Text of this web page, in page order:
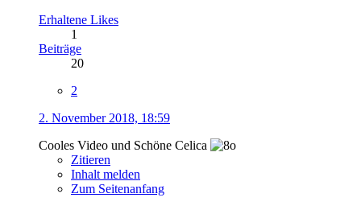
Erhaltene Likes
1
Beiträge
20
2
2. November 2018, 18:59
Cooles Video und Schöne Celica
Zitieren
Inhalt melden
Zum Seitenanfang